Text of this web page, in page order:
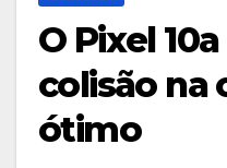
O Pixel
colisão na
ótimo